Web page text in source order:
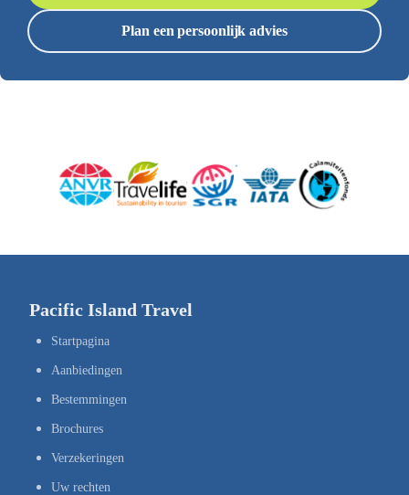
Plan een persoonlijk advies
Pacific Island Travel
Startpagina
Aanbiedingen
Bestemmingen
Brochures
Verzekeringen
Uw rechten